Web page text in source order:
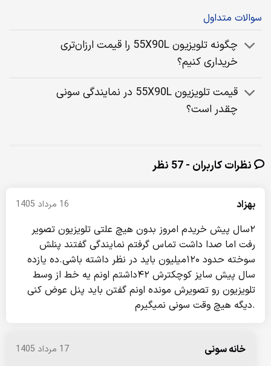
سوالات متداول
چگونه تلویزیون 55X90L را قیمت ارزان‌تری
خریداری کنیم؟
قیمت تلویزیون 55X90L در نمایندگی سونی
چقدر است؟
نظرات کاربران - 57 نظر
بهزاد 16 مرداد 1405
۲سال پیش خریدم امروز بدون هیچ علتی تلویزیون تصویر
رفت اما صدا داشت تماس گرفتم نمایندگی گفتند پنلش
سوخته حدود ۱۲۰میلیون باید در نظر داشته باشی.ده یازده
سال پیش سایز کوچکترش ۴۲داشتم اونم یه خط از وسط
تلویزیون رو تصویرش مونده اونم گفتن باید پنل عوض کنی
.دیگه هیچ وقت سونی نمیگیرم
خانه سونی 17 مرداد 1405